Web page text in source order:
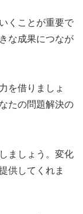
くことが重要で
な成果につなが
を借りましょ
たの問題解決の
ましょう。変化
供してくれま